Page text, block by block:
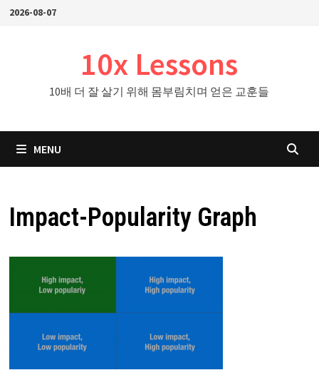
Skip2026-08-07
10x Lessons
10배 더 잘 살기 위해 몸부림치며 얻은 교훈들
MENU
Impact-Popularity Graph